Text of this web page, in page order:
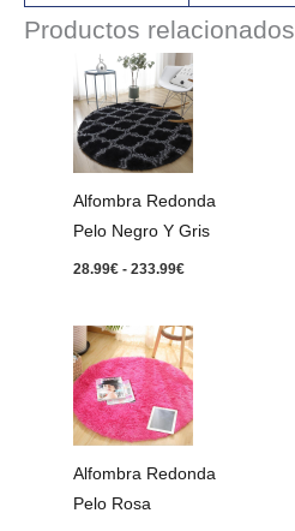
Productos relacionados
Alfombra Redonda
Pelo Negro Y Gris
28.99€ - 233.99€
Rango
de
precios:
desde
28.99€
hasta
233.99€
Alfombra Redonda
Pelo Rosa
Rango
de
precios:
desde
28.99€
hasta
152.99€